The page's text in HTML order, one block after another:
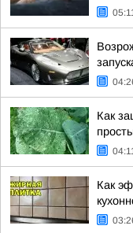
Как
Как